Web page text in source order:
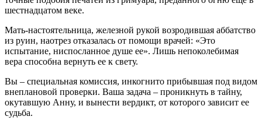
шестнадцатом веке.
Мать-настоятельница, железной рукой возродившая аббатство
из руин, наотрез отказалась от помощи врачей: «Это
испытание, ниспосланное душе ее». Лишь непоколебимая
вера способна вернуть ее к свету.
Вы – специальная комиссия, инкогнито прибывшая под видом
внеплановой проверки. Ваша задача – проникнуть в тайну,
окутавшую Анну, и вынести вердикт, от которого зависит ее
судьба.